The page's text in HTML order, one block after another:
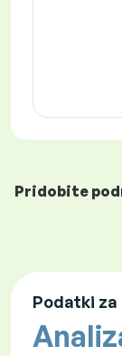
Pridobite
Podatki